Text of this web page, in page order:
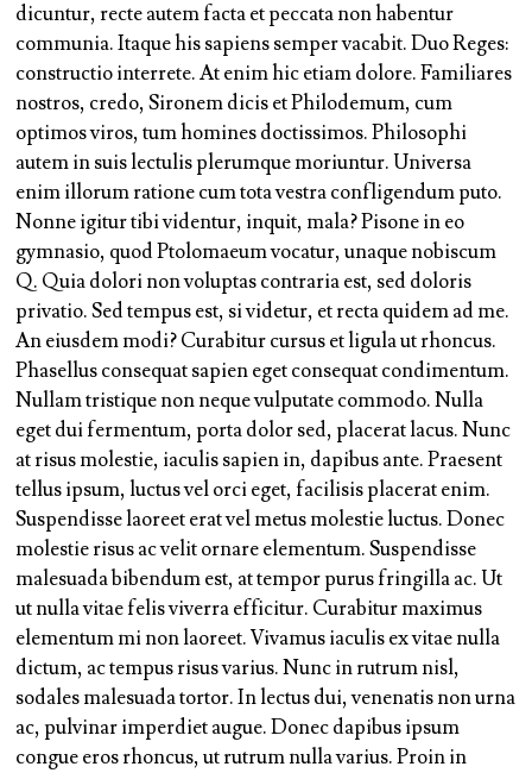
dicuntur, recte autem facta et peccata non habentur
communia. Itaque his sapiens semper vacabit. Duo Reges:
constructio interrete. At enim hic etiam dolore. Familiares
nostros, credo, Sironem dicis et Philodemum, cum
optimos viros, tum homines doctissimos. Philosophi
autem in suis lectulis plerumque moriuntur. Universa
enim illorum ratione cum tota vestra confligendum puto.
Nonne igitur tibi videntur, inquit, mala? Pisone in eo
gymnasio, quod Ptolomaeum vocatur, unaque nobiscum
Q. Quia dolori non voluptas contraria est, sed doloris
privatio. Sed tempus est, si videtur, et recta quidem ad me.
An eiusdem modi?Curabitur cursus et ligula ut rhoncus.
Phasellus consequat sapien eget consequat condimentum.
Nullam tristique non neque vulputate commodo. Nulla
eget dui fermentum, porta dolor sed, placerat lacus. Nunc
at risus molestie, iaculis sapien in, dapibus ante.Praesent
tellus ipsum, luctus vel orci eget, facilisis placerat enim.
Suspendisse laoreet erat vel metus molestie luctus. Donec
molestie risus ac velit ornare elementum. Suspendisse
malesuada bibendum est, at tempor purus fringilla ac. Ut
ut nulla vitae felis viverra efficitur. Curabitur maximus
elementum mi non laoreet. Vivamus iaculis ex vitae nulla
dictum, ac tempus risus varius. Nunc in rutrum nisl,
sodales malesuada tortor. In lectus dui, venenatis non urna
ac, pulvinar imperdiet augue. Donec dapibus ipsum
congue eros rhoncus, ut rutrum nulla varius. Proin in